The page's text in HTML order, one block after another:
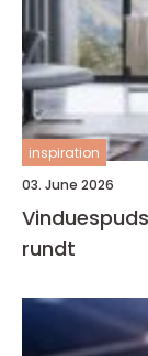
inspiration
03. June 2026
rundt